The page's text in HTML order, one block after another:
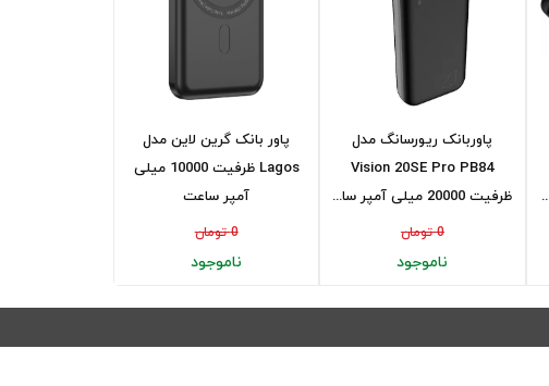
پاور بانک گرین لاین مدل
Lagos ظرفیت 10000 میلی
آمپر ساعت
0 تومان
ناموجود
پاوربانک ریورسانگ مدل
Vision 20SE Pro PB84
ظرفیت 20000 میلی‌ آمپر سا...
0 تومان
ناموجود